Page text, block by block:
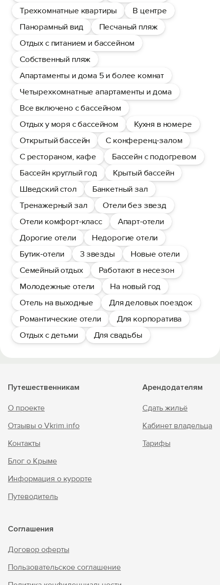
Трехкомнатные квартиры
В центре
Панорамный вид
Песчаный пляж
Отдых с питанием и бассейном
Собственный пляж
Апартаменты и дома 5 и более комнат
Четырехкомнатные апартаменты и дома
Все включено с бассейном
Отдых у моря с бассейном
Кухня в номере
Открытый бассейн
С конференц-залом
С рестораном, кафе
Бассейн с подогревом
Бассейн круглый год
Крытый бассейн
Шведский стол
Банкетный зал
Тренажерный зал
Отели без звезд
Отели комфорт-класс
Апарт-отели
Дорогие отели
Недорогие отели
Бутик-отели
3 звезды
Новые отели
Семейный отдых
Работают в несезон
Молодежные отели
На новый год
Отель на выходные
Для деловых поездок
Романтические отели
Для корпоратива
Отдых с детьми
Для свадьбы
Путешественникам
О проекте
Отзывы о Vkrim.info
Контакты
Блог о Крыме
Информация о курорте
Путеводитель
Арендодателям
Сдать жильё
Кабинет владельца
Тарифы
Соглашения
Договор оферты
Пользовательское соглашение